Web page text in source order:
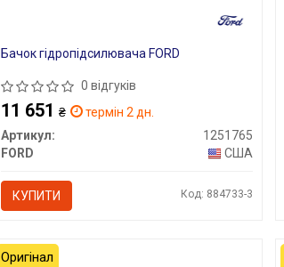
Бачок гідропідсилювача FORD
0 відгуків
11 651 ₴
термін 2 дн.
Артикул:
1251765
FORD
США
КУПИТИ Код: 884733-3
Оригінал